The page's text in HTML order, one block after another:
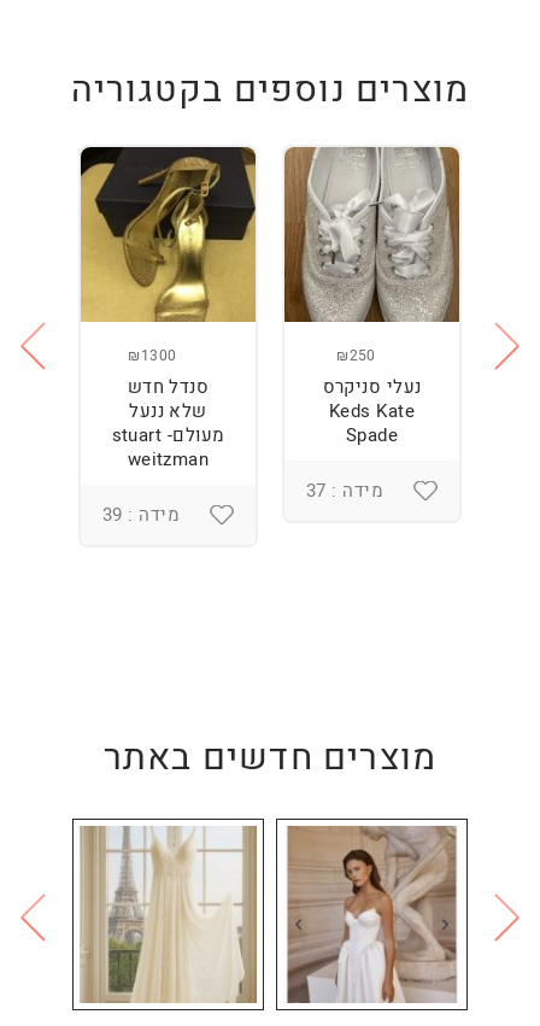
מוצרים נוספים בקטגוריה
₪250
נעלי סניקרס
Keds Kate
Spade
מידה : 37
₪1300
סנדל חדש
שלא ננעל
מעולם- stuart
weitzman
מידה : 39
מוצרים חדשים באתר